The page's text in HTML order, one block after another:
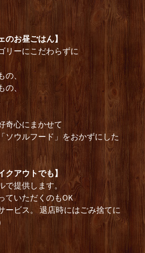
のお昼ごはん】
リーにこだわらずに
の、
の、
奇心にまかせて
ソウルフード」をおかずにした
クアウトでも】
で提供します。
ていただくのもOK
ービス。 退店時にはごみ捨てに